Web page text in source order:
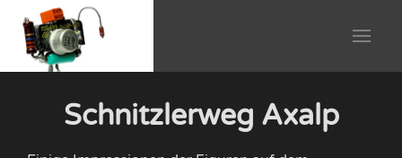
Schnitzlerweg Axalp